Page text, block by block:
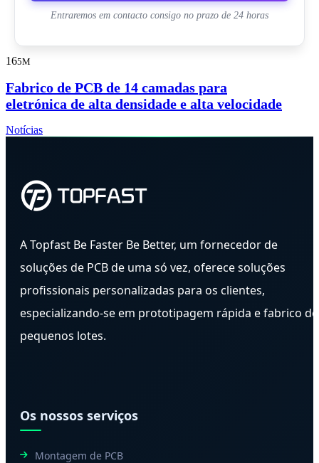
Entraremos em contacto consigo no prazo de 24 horas
165M
Fabrico de PCB de 14 camadas para
eletrónica de alta densidade e alta velocidade
Notícias
A Topfast Be Faster Be Better, um fornecedor de
soluções de PCB de uma só vez, oferece soluções
profissionais personalizadas para os clientes,
especializando-se em prototipagem rápida e fabrico de
pequenos lotes.
Os nossos serviços
Montagem de PCB